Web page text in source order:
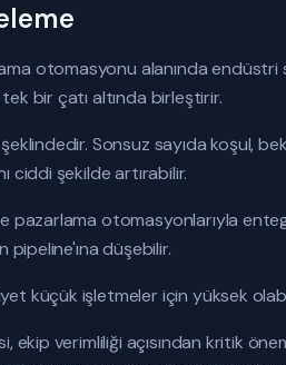
otomasyonu alanında
bir çatı altında birleştirir.
Sonsuz sayıda koşul,
ciddi şekilde artırabilir.
pazarlama otomasyonlarıyla
düşebilir.
küçük işletmeler için yüksek
ekip verimliliği açısından kritik